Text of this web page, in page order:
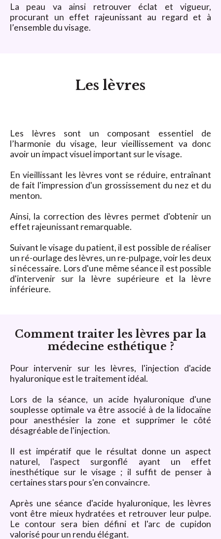
La peau va ainsi retrouver éclat et vigueur,
procurant un effet rajeunissant au regard et à
l’ensemble du visage.
Les lèvres
Les lèvres sont un composant essentiel de
l’harmonie du visage, leur vieillissement va donc
avoir un impact visuel important sur le visage.
En vieillissant les lèvres vont se réduire, entraînant
de fait l'impression d'un grossissement du nez et du
menton.
Ainsi, la correction des lèvres permet d'obtenir un
effet rajeunissant remarquable.
Suivant le visage du patient, il est possible de réaliser
un ré-ourlage des lèvres, un re-pulpage, voir les deux
si nécessaire. Lors d'une même séance il est possible
d'intervenir sur la lèvre supérieure et la lèvre
inférieure.
Comment traiter les lèvres par la
médecine esthétique ?
Pour intervenir sur les lèvres, l'injection d'acide
hyaluronique est le traitement idéal.
Lors de la séance, un acide hyaluronique d'une
souplesse optimale va être associé à de la lidocaïne
pour anesthésier la zone et supprimer le côté
désagréable de l'injection.
Il est impératif que le résultat donne un aspect
naturel, l'aspect surgonflé ayant un effet
inesthétique sur le visage ; il suffit de penser à
certaines stars pour s'en convaincre.
Après une séance d'acide hyaluronique, les lèvres
vont être mieux hydratées et retrouver leur pulpe.
Le contour sera bien défini et l'arc de cupidon
valorisé pour un rendu élégant.